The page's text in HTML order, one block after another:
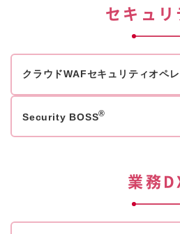
セキュリ
クラウドWAFセキュリティオペ
Security BOSS®
業務